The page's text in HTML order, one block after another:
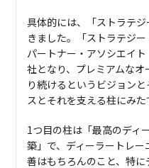
具体的には、「ストラテ
きました。「ストラテジ
パートナー・アソシエイ
社となり、プレミアムな
り続けるというビジョン
スとそれを支える柱にみた
1つ目の柱は「最高のディ
築」で、ディーラートレ
善はもちろんのこと、特